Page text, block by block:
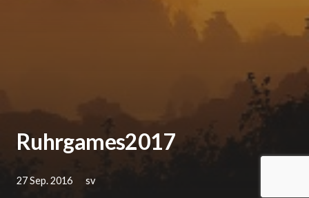
Ruhrgames2017
27 Sep. 2016 sv